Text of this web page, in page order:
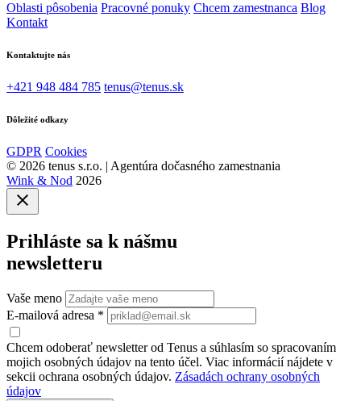
Oblasti pôsobenia Pracovné ponuky Chcem zamestnanca Blog
Kontakt
Kontaktujte nás
+421 948 484 785 tenus@tenus.sk
Dôležité odkazy
GDPR Cookies
© 2026 tenus s.r.o. | Agentúra dočasného zamestnania
Wink & Nod 2026
Prihláste sa k nášmu
newsletteru
Vaše meno
E-mailová adresa *
Chcem odoberať newsletter od Tenus a súhlasím so spracovaním
mojich osobných údajov na tento účel. Viac informácií nájdete v
sekcii ochrana osobných údajov. Zásadách ochrany osobných
údajov